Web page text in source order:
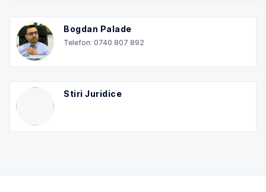
Bogdan Palade
Telefon: 0740 807 892
Stiri Juridice